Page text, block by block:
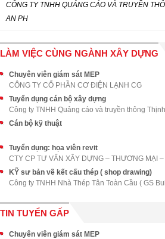
CÔNG TY TNHH QUẢNG CÁO VÀ TRUYỀN
AN PH
LÀM VIỆC CÙNG NGÀNH XÂY DỰNG
Chuyên viên giám sát MEP
CÔNG TY CỔ PHẦN CƠ ĐIỆN LẠNH CG
Tuyển dụng cán bộ xây dựng
Công ty TNHH Quảng cáo và truyền thông
Cán bộ kỹ thuật
Tuyển dụng: họa viên revit
KỸ sư bản vẽ kết cấu thép ( shop drawing)
Công ty TNHH Nhà Thép Tân Toàn Cầu ( GS
TIN TUYỂN GẤP
Chuyên viên giám sát MEP